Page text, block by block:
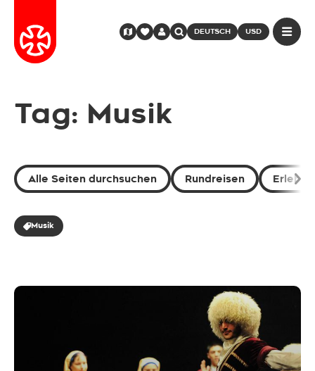
DEUTSCH USD
Tag: Musik
Alle Seiten durchsuchen Rundreisen
Musik